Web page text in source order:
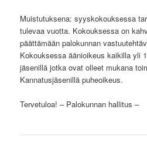
Muistutuksena: syyskokouksessa
tulevaa vuotta. Kokouksessa on
päättämään palokunnan
Kokouksessa äänioikeus kaikilla yli
jäsenillä jotka ovat olleet mukana
Kannatusjäsenillä puheoikeus.
Tervetuloa! – Palokunnan hallitus –